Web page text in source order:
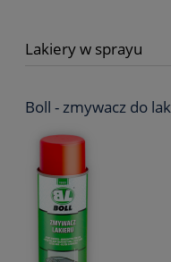
Lakiery w sprayu
Boll - zmywacz do